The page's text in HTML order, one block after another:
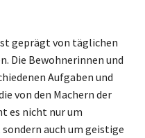
geprägt von täglichen
Die Bewohnerinnen und
Aufgaben und
von den Machern der
es nicht nur um
auch um geistige